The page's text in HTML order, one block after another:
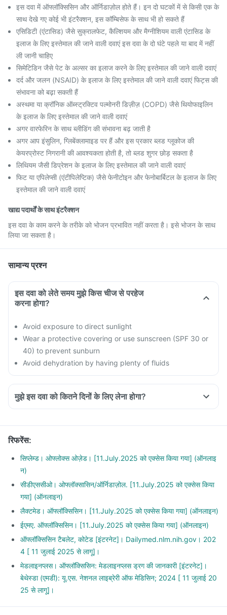
इस दवा में ऑफ्लॉक्सिसिन और ऑर्निडाज़ोल होते हैं। इन दो घटकों में से किसी एक के
साथ देखे गए कोई भी इंटरैक्शन, इस कॉम्बिसेफ के साथ भी हो सकते हैं
एसिडिटी (एंटासिड) जैसे सुक्रालफेट, कैल्शियम और मैग्नीशियम वाली एंटासिड के
इलाज के लिए इस्तेमाल की जाने वाली दवाएं इस दवा के दो घंटे पहले या बाद में नहीं
ली जानी चाहिए
सिमेटिडिन जैसे पेट के अल्सर का इलाज करने के लिए इस्तेमाल की जाने वाली दवाएं
दर्द और जलन (NSAID) के इलाज के लिए इस्तेमाल की जाने वाली दवाएं फिट्स की
संभावना को बढ़ा सकती हैं
अस्थमा या क्रॉनिक ऑब्स्ट्रक्टिव पल्मोनरी डिज़ीज़ (COPD) जैसे थियोफाइलिन
के इलाज के लिए इस्तेमाल की जाने वाली दवाएं
अगर वारफेरिन के साथ ब्लीडिंग की संभावना बढ़ जाती है
अगर आप इंसुलिन, ग्लिबेंक्लामाइड पर हैं और इस प्रकार ब्लड ग्लूकोज की
केयरप्रोस्ट निगरानी की आवश्यकता होती है, तो ब्लड शुगर छोड़ सकता है
लिथियम जैसी डिप्रेशन के इलाज के लिए इस्तेमाल की जाने वाली दवाएं
फिट या एपिलेप्सी (एंटीपिलेप्टिक) जैसे फेनीटोइन और फेनोबार्बिटल के इलाज के लिए
इस्तेमाल की जाने वाली दवाएं
खाद्य पदार्थों के साथ इंटरैक्शन
इस दवा के काम करने के तरीके को भोजन प्रभावित नहीं करता है। इसे भोजन के साथ
लिया जा सकता है।
सामान्य प्रश्न
इस दवा को लेते समय मुझे किस चीज से परहेज
करना होगा?
Avoid exposure to direct sunlight
Wear a protective covering or use sunscreen (SPF 30 or
40) to prevent sunburn
Avoid dehydration by having plenty of fluids
मुझे इस दवा को कितने दिनों के लिए लेना होगा?
रिफरेंस:
सिप्लेम्ड। ओफ्लोक्स ओज़ेड। [11.July.2025 को एक्सेस किया गया] (ऑनलाइ
न)
सीडीएससीओ। ओफ्लॉक्सासिन/ऑर्निडाज़ोल. [11.July.2025 को एक्सेस किया
गया] (ऑनलाइन)
लैक्टमेड। ऑफ्लॉक्सिसिन। [11.July.2025 को एक्सेस किया गया] (ऑनलाइन)
ईएमए. ऑफ्लॉक्सिसिन। [11.July.2025 को एक्सेस किया गया] (ऑनलाइन)
ऑफ्लॉक्सिसिन टैबलेट, कोटेड [इंटरनेट]। Dailymed.nlm.nih.gov। 202
4 [ 11 जुलाई 2025 से लागू]।
मेडलाइनप्लस। ऑफ्लॉक्सिसिन: मेडलाइनप्लस ड्रग की जानकारी [इंटरनेट]।
बेथेस्डा (एमडी): यू.एस. नेशनल लाइब्रेरी ऑफ मेडिसिन; 2024 [ 11 जुलाई 20
25 से लागू]।